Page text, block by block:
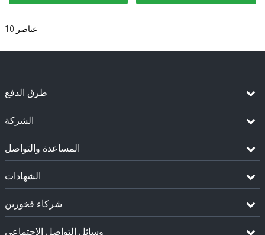
10 عناصر
طرق الدفع
الشركة
المساعدة والتواصل
الشهادات
شركاء فخورين
وسائل التواصل الإجتماعي